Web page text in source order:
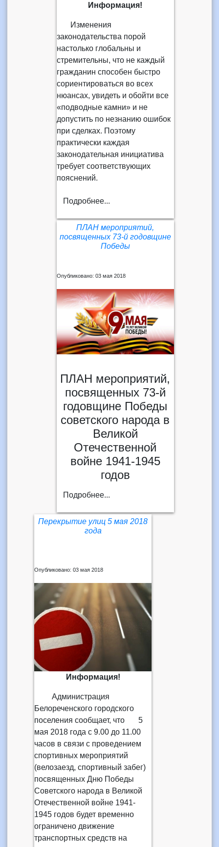
Информация!
Изменения
законодательства порой
настолько глобальны и
стремительны, что не каждый
гражданин способен быстро
сориентироваться во всех
нюансах, увидеть и обойти все
«подводные камни» и не
допустить по незнанию ошибок
при сделках. Поэтому
практически каждая
законодательная инициатива
требует соответствующих
пояснений.
Подробнее...
ПЛАН мероприятий,
посвященных 73-й годовщине
Победы
Опубликовано: 03 мая 2018
ПЛАН мероприятий,
посвященных 73-й
годовщине Победы
советского народа в
Великой
Отечественной
войне 1941-1945
годов
Подробнее...
Перекрытие улиц 5 мая 2018
года
Опубликовано: 03 мая 2018
Информация!
Администрация
Белореченского городского
поселения сообщает, что 5
мая 2018 года с 9.00 до 11.00
часов в связи с проведением
спортивных мероприятий
(велозаезд, спортивный забег)
посвященных Дню Победы
Советского народа в Великой
Отечественной войне 1941-
1945 годов будет временно
ограничено движение
транспортных средств на